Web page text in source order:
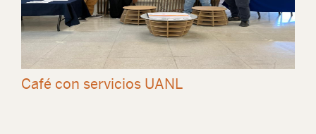
Café con servicios UANL